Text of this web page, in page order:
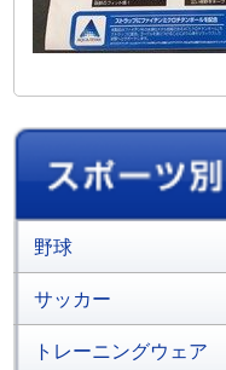
野球
サッカー
トレーニングウェア